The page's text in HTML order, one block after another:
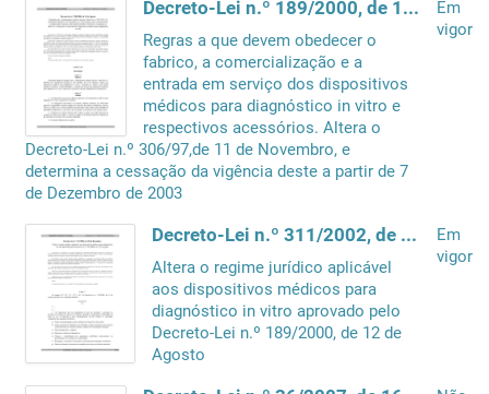
Decreto-Lei n.º 189/2000, de 12 de Agosto
Regras a que devem obedecer o
fabrico, a comercialização e a
entrada em serviço dos dispositivos
médicos para diagnóstico in vitro e
respectivos acessórios. Altera o
Decreto-Lei n.º 306/97,de 11 de Novembro, e
determina a cessação da vigência deste a partir de 7
de Dezembro de 2003
Em
vigor
Decreto-Lei n.º 311/2002, de 20 de Dezembro
Altera o regime jurídico aplicável
aos dispositivos médicos para
diagnóstico in vitro aprovado pelo
Decreto-Lei n.º 189/2000, de 12 de
Agosto
Em
vigor